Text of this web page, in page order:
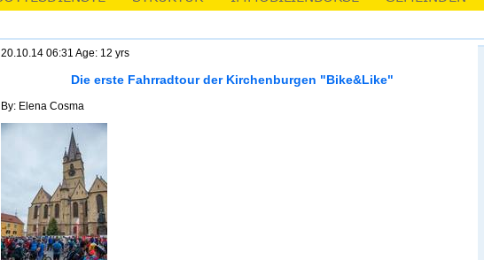
20.10.14 06:31 Age: 12 yrs
Die erste Fahrradtour der Kirchenburgen "Bike&Like"
By: Elena Cosma